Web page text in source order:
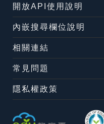
開放API使用說明
內嵌搜尋欄位說明
相關連結
常見問題
隱私權政策